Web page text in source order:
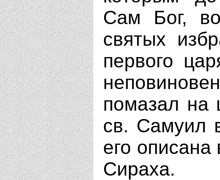
Сам Бог,
святых
первого
помазал на
св. Самуил
его
Сираха.